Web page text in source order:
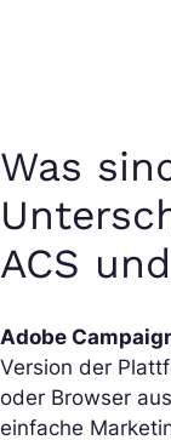
Was
ACS
Adobe
Version der
oder Browser
einfache